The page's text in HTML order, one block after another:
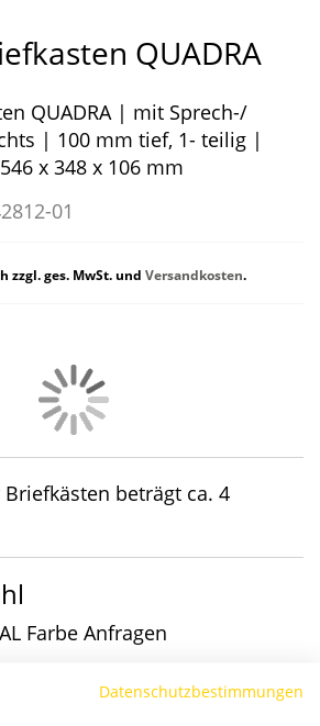
QUADRA
QUADRA | mit Sprech-/
| 100 mm tief, 1- teilig |
x 348 x 106 mm
01
zzgl. ges. MwSt. und Versandkosten.
beträgt ca. 4
Farbe Anfragen
Datenschutzbestimmungen